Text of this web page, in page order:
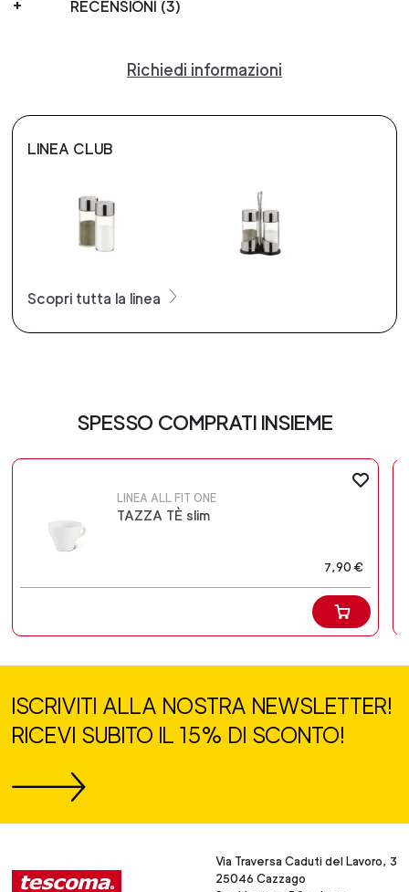
RECENSIONI (3)
Richiedi informazioni
LINEA CLUB
Scopri tutta la linea
SPESSO COMPRATI INSIEME
LINEA ALL FIT ONE
TAZZA TÈ slim
7,90 €
ISCRIVITI ALLA NOSTRA NEWSLETTER!
RICEVI SUBITO IL 15% DI SCONTO!
Via Traversa Caduti del Lavoro, 3
25046 Cazzago